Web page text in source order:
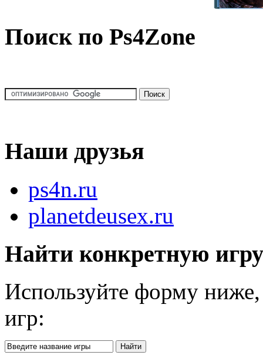
Поиск по Ps4Zone
Наши друзья
ps4n.ru
planetdeusex.ru
Найти конкретную
Используйте форму
игр: